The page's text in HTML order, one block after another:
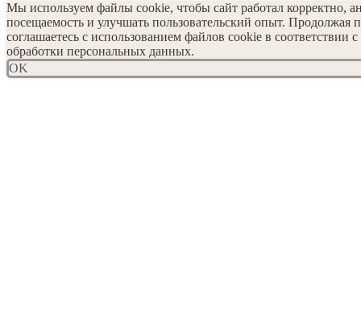
Мы используем файлы cookie, чтобы сайт работал корректно,
посещаемость и улучшать пользовательский опыт. Продолжая
соглашаетесь с использованием файлов cookie в соответствии
обработки персональных данных.
OK